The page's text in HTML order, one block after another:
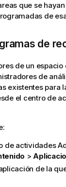
que se
de
de
de un espacio
de
existentes para
el centro de
de actividades
>
de la